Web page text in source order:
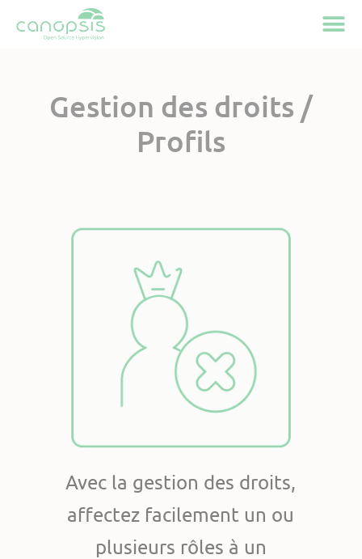
Gestion des droits /
Profils
Disponible sur Canopsis
Community et Pro
Fonctionnalité active
depuis Canopsis V3
Avec la gestion des droits,
affectez facilement un ou
plusieurs rôles à un
Cookies management panel